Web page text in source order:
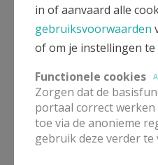
zinbeleving."
Nele: “Het zijn vaak ook
er graag even naast:
heb ik nog andere
rollen opgenomen, ik ben
denk dat je als zorgpastor
in of aanvaard alle
gebruiksvoorwaarden
of om je instellingen te
Functionele cookies
Zorgen dat de
portaal correct werken
toe via de anonieme
gebruik deze verder te